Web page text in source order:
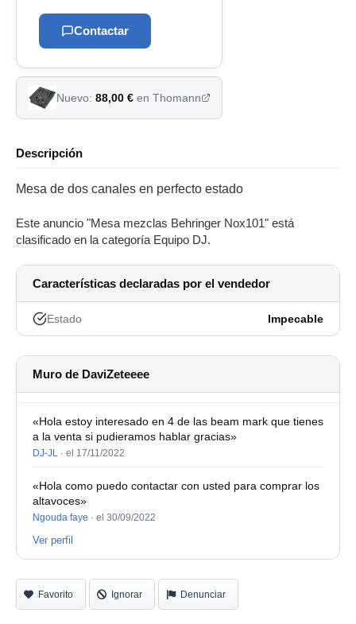
Contactar
Nuevo: 88,00 € en Thomann
Descripción
Mesa de dos canales en perfecto estado
Este anuncio "Mesa mezclas Behringer Nox101" está
clasificado en la categoría Equipo DJ.
Características declaradas por el vendedor
Estado Impecable
Muro de DaviZeteeee
«Hola estoy interesado en 4 de las beam mark que tienes
a la venta si pudieramos hablar gracias»
DJ-JL · el 17/11/2022
«Hola como puedo contactar con usted para comprar los
altavoces»
Ngouda faye · el 30/09/2022
Ver perfil
Favorito Ignorar Denunciar